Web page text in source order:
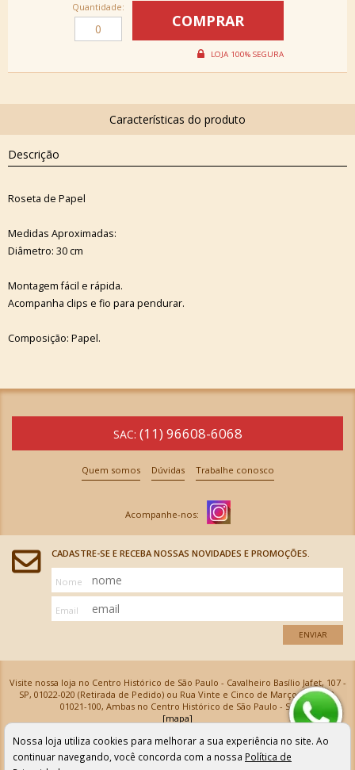
Quantidade:
Descrição
Roseta de Papel
Medidas Aproximadas:
Diâmetro: 30 cm
Montagem fácil e rápida.
Acompanha clips e fio para pendurar.
Composição: Papel.
SAC: (11) 96608-6068
Quem somos Dúvidas Trabalhe conosco
CADASTRE-SE E RECEBA NOSSAS NOVIDADES E PROMOÇÕES.
Nome
Email
ENVIAR
Visite nossa loja no Centro Histórico de São Paulo - Cavalheiro Basílio Jafet, 107 -
SP, 01022-020 (Retirada de Pedido) ou Rua Vinte e Cinco de Março, 576 - SP,
01021-100, Ambas no Centro Histórico de São Paulo - SP
[mapa]
Armarinhos Santa Cecília Ltda | CNPJ: 61.069.639/0001-18
Os preços e as condições de pagamento apresentadas na loja virtual não valem para nossa loja física e
podem sofrer alterações sem aviso prévio. Vendas com cartão de crédito sujeitas a análise e
confirmação de dados.
Nossa loja utiliza cookies para melhorar a sua experiência no site. Ao
continuar navegando, você concorda com a nossa Política de